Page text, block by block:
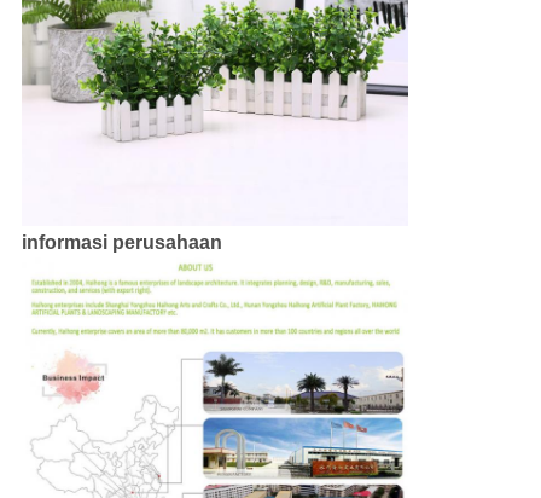
informasi perusahaan